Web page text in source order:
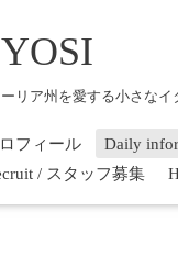
リア州を愛する小さなイ
フィール Daily
/ スタッフ募集